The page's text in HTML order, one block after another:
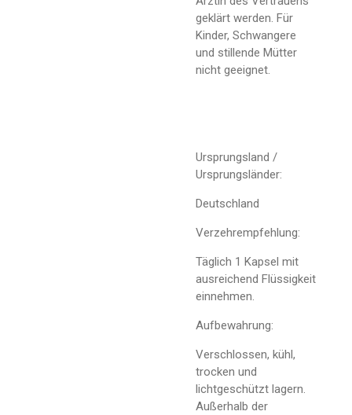
geklärt werden. Für
Kinder, Schwangere
und stillende Mütter
nicht geeignet.
Ursprungsland /
Ursprungsländer:
Deutschland
Verzehrempfehlung:
Täglich 1 Kapsel mit
ausreichend Flüssigkeit
einnehmen.
Aufbewahrung:
Verschlossen, kühl,
trocken und
lichtgeschützt lagern.
Außerhalb der